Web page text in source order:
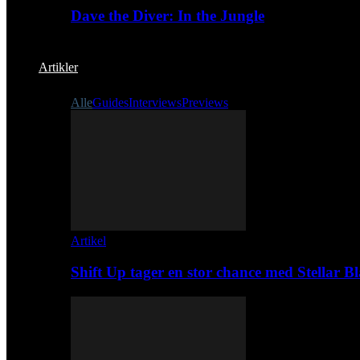
Dave the Diver: In the Jungle
Artikler
AlleGuidesInterviewsPreviews
Artikel
Shift Up tager en stor chance med Stellar